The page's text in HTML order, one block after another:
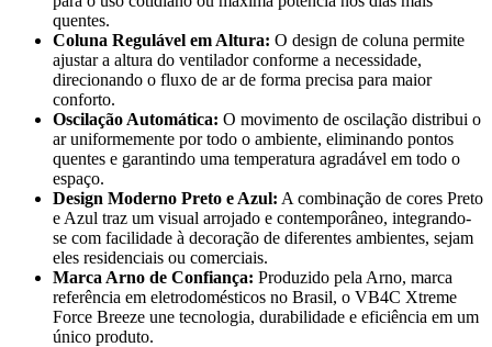
quentes.
Coluna Regulável em Altura: O design de coluna permite
ajustar a altura do ventilador conforme a necessidade,
direcionando o fluxo de ar de forma precisa para maior
conforto.
Oscilação Automática: O movimento de oscilação distribui o
ar uniformemente por todo o ambiente, eliminando pontos
quentes e garantindo uma temperatura agradável em todo o
espaço.
Design Moderno Preto e Azul: A combinação de cores Preto
e Azul traz um visual arrojado e contemporâneo, integrando-
se com facilidade à decoração de diferentes ambientes, sejam
eles residenciais ou comerciais.
Marca Arno de Confiança: Produzido pela Arno, marca
referência em eletrodomésticos no Brasil, o VB4C Xtreme
Force Breeze une tecnologia, durabilidade e eficiência em um
único produto.